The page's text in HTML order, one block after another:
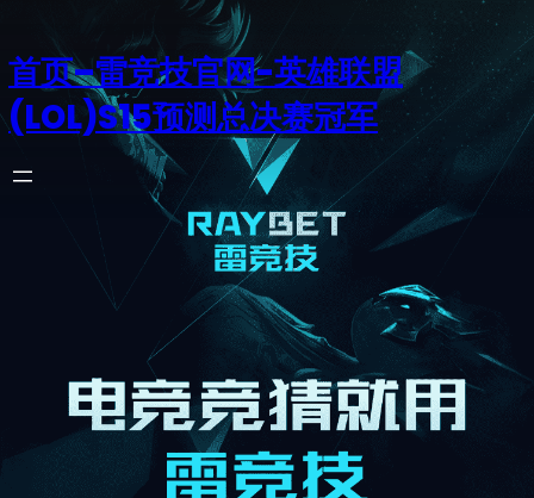
首页–雷竞技官网-英雄联盟
(LOL)S15预测总决赛冠军